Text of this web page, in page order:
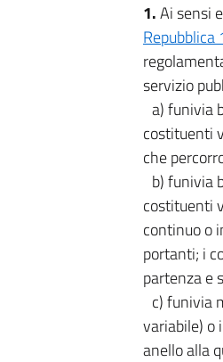
1.Ai sensi
servizio
a) funivia
costituenti
che
b) funivia
costituenti
continuo o
portanti; i
partenza e
c) funivia
variabile) o
anello alla